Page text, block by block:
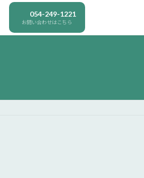
054-249-1221
お問い合わせはこちら